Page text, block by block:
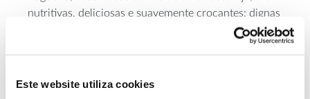
Este website utiliza cookies
nutritivas, deliciosas e suavemente crocantes: dignas